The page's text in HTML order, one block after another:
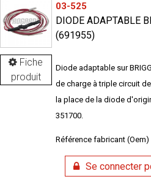
Fiche
produit
03-525
DIODE ADAPTABLE
(691955)
Diode adaptable sur
de charge à triple circuit
la place de la diode
351700.
Référence fabricant (Oem)
Se connecter